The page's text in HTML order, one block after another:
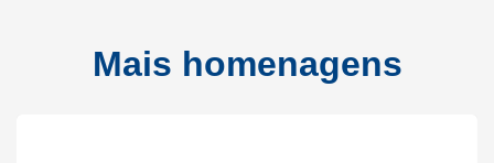
Mais homenagens